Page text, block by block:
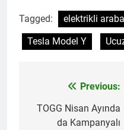
Tagged: elektrikli araba
Tesla Model Y
gezinmesi
Previous:
TOGG Nisan Ayında
da Kampanyalı